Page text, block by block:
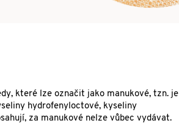
které lze označit jako manukové, tzn. je
hydrofenyloctové, kyseliny
za manukové nelze vůbec vydávat.